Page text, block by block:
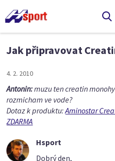
Jak připravovat
4. 2. 2010
Antonin:muzu ten creatin
rozmicham ve vode?
Dotaz k produktu:Aminostar
ZDARMA
Hsport
Dobrý den,